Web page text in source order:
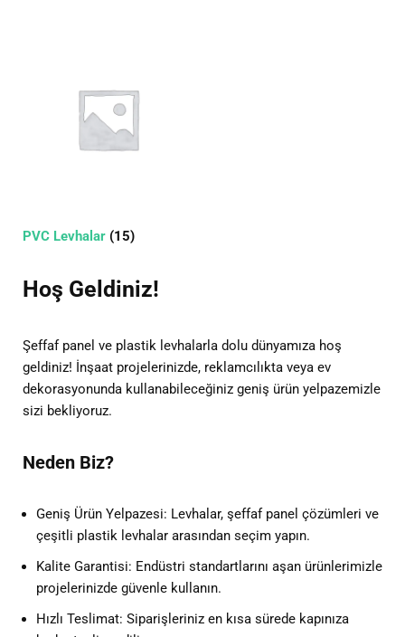
PVC Levhalar (15)
Hoş Geldiniz!
Şeffaf panel ve plastik levhalarla dolu dünyamıza hoş
geldiniz! İnşaat projelerinizde, reklamcılıkta veya ev
dekorasyonunda kullanabileceğiniz geniş ürün yelpazemizle
sizi bekliyoruz.
Neden Biz?
Geniş Ürün Yelpazesi: Levhalar, şeffaf panel çözümleri ve
çeşitli plastik levhalar arasından seçim yapın.
Kalite Garantisi: Endüstri standartlarını aşan ürünlerimizle
projelerinizde güvenle kullanın.
Hızlı Teslimat: Siparişleriniz en kısa sürede kapınıza